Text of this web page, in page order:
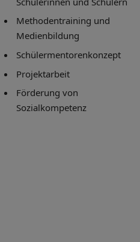
Methodentraining und
Medienbildung
Schülermentorenkonzept
Projektarbeit
Förderung von
Sozialkompetenz